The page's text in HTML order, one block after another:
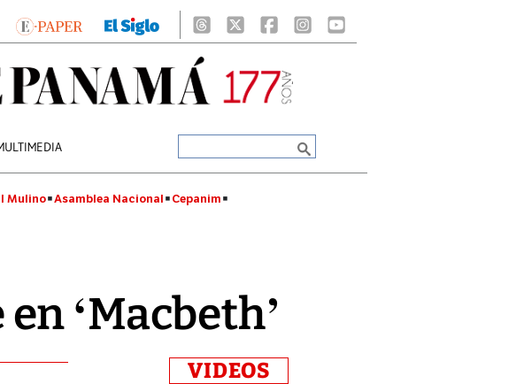
Mulino Asamblea Nacional Cepanim
‘Macbeth’
VIDEOS